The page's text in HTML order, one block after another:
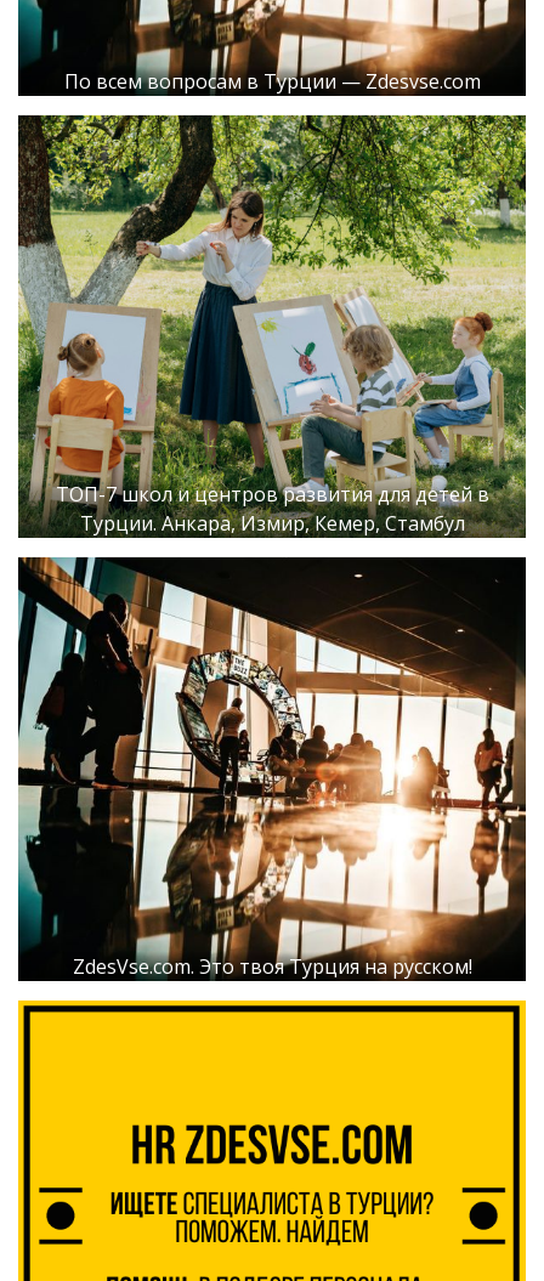
По всем вопросам в Турции — Zdesvse.com
ТОП-7 школ и центров развития для детей в
Турции. Анкара, Измир, Кемер, Стамбул
ZdesVse.com. Это твоя Турция на русском!